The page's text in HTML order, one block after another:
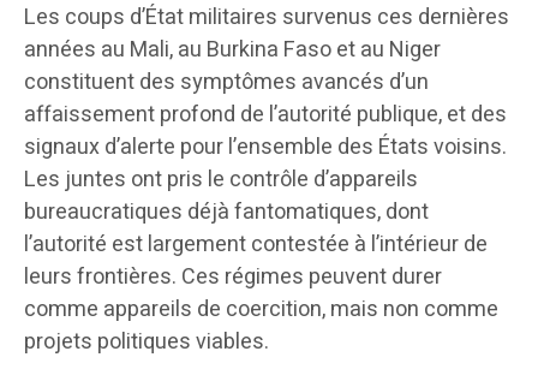
Les coups d’État militaires survenus ces dernières
années au Mali, au Burkina Faso et au Niger
constituent des symptômes avancés d’un
affaissement profond de l’autorité publique, et des
signaux d’alerte pour l’ensemble des États voisins.
Les juntes ont pris le contrôle d’appareils
bureaucratiques déjà fantomatiques, dont
l’autorité est largement contestée à l’intérieur de
leurs frontières. Ces régimes peuvent durer
comme appareils de coercition, mais non comme
projets politiques viables.